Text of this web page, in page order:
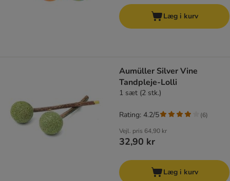
Læg i kurv
Aumüller Silver Vine
Tandpleje-Lolli
1 sæt (2 stk.)
Vejl. pris 64,90 kr
32,90 kr
Rating: 4.2/5 (6)
Læg i kurv